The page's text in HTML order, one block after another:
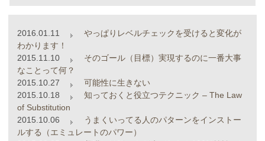
2016.01.11
やっぱりレベルチェックを受けると変化が
わかります！
2015.11.10
そのゴール（目標）実現するのに一番大事
なことって何？
2015.10.27
可能性に生きない
2015.10.18
知っておくと役立つテクニック – The Law
of Substitution
2015.10.06
うまくいってる人のパターンをインストー
ルする（エミュレートのパワー）